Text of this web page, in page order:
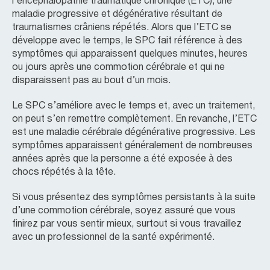
maladie progressive et dégénérative résultant de
traumatismes crâniens répétés. Alors que l’ETC se
développe avec le temps, le SPC fait référence à des
symptômes qui apparaissent quelques minutes, heures
ou jours après une commotion cérébrale et qui ne
disparaissent pas au bout d’un mois.
Le SPC s’améliore avec le temps et, avec un traitement,
on peut s’en remettre complètement. En revanche, l’ETC
est une maladie cérébrale dégénérative progressive. Les
symptômes apparaissent généralement de nombreuses
années après que la personne a été exposée à des
chocs répétés à la tête.
Si vous présentez des symptômes persistants à la suite
d’une commotion cérébrale, soyez assuré que vous
finirez par vous sentir mieux, surtout si vous travaillez
avec un professionnel de la santé expérimenté.